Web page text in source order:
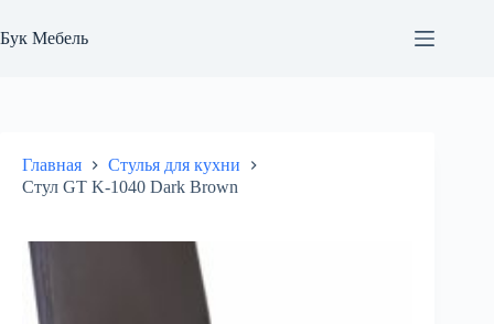
к
сути
Бук Мебель
Главная
Стулья для кухни
Стул GT K-1040 Dark Brown